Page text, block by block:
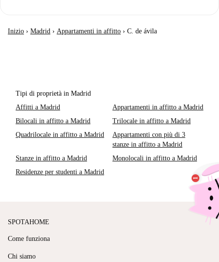
Inizio › Madrid › Appartamenti in affitto › C. de ávila
Tipi di proprietà in Madrid
Affitti a Madrid
Appartamenti in affitto a Madrid
Bilocali in affitto a Madrid
Trilocale in affitto a Madrid
Quadrilocale in affitto a Madrid
Appartamenti con più di 3
stanze in affitto a Madrid
Stanze in affitto a Madrid
Monolocali in affitto a Madrid
Residenze per studenti a Madrid
SPOTAHOME
Come funziona
Chi siamo